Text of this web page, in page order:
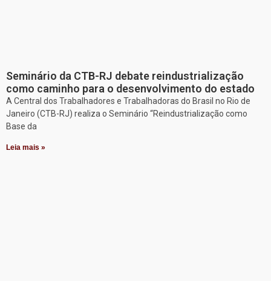
Seminário da CTB-RJ debate reindustrialização
como caminho para o desenvolvimento do estado
A Central dos Trabalhadores e Trabalhadoras do Brasil no Rio de
Janeiro (CTB-RJ) realiza o Seminário “Reindustrialização como
Base da
Leia mais »